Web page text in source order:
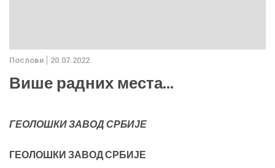
Послови 20.07.2022.
Више радних места...
ГЕОЛОШКИ ЗАВОД СРБИЈЕ
ГЕОЛОШКИ ЗАВОД СРБИЈЕ